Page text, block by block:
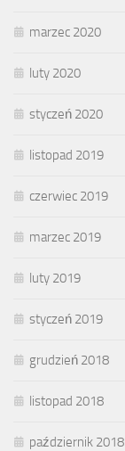
marzec 2020
luty 2020
styczeń 2020
listopad 2019
czerwiec 2019
marzec 2019
luty 2019
styczeń 2019
grudzień 2018
listopad 2018
październik 2018